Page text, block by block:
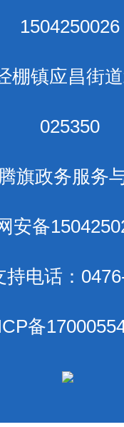
1504250026
经棚镇应
025350
腾旗政务服
安备
持电话：
备